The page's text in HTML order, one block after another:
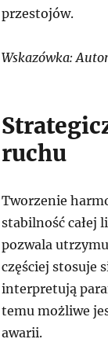
przestojów.
Wskazówka:
ruchu
Tworzenie
stabilność całej
pozwala
częściej stosuje
interpretują
temu możliwe
awarii.